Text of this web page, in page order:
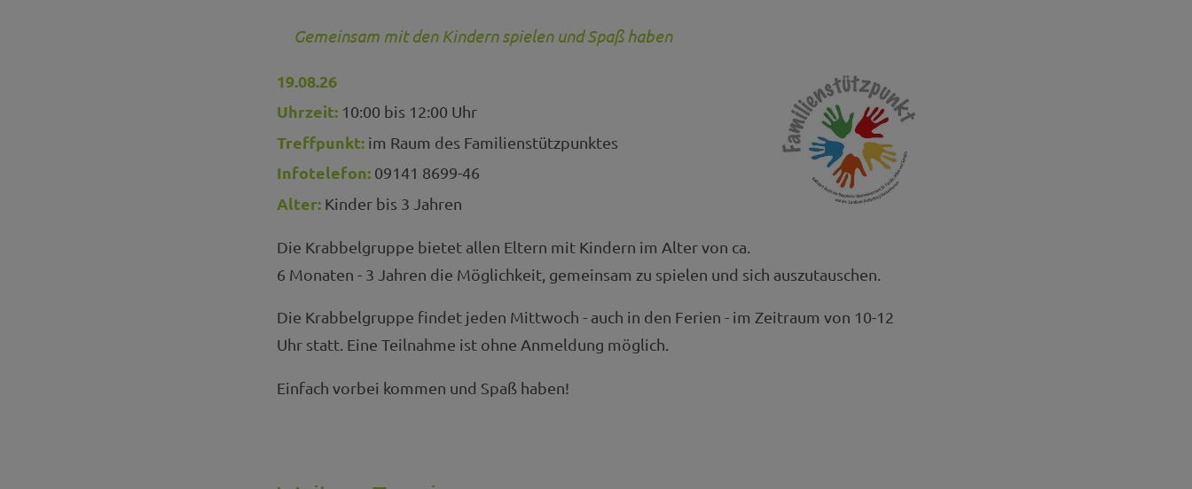
Gemeinsam mit den Kindern spielen und Spaß haben
19.08.26
Uhrzeit: 10:00 bis 12:00 Uhr
Treffpunkt: im Raum des Familienstützpunktes
Infotelefon: 09141 8699-46
Alter: Kinder bis 3 Jahren
Die Krabbelgruppe bietet allen Eltern mit Kindern im Alter von ca.
6 Monaten - 3 Jahren die Möglichkeit, gemeinsam zu spielen und sich auszutauschen.
Die Krabbelgruppe findet jeden Mittwoch - auch in den Ferien - im Zeitraum von 10-12
Uhr statt. Eine Teilnahme ist ohne Anmeldung möglich.
Einfach vorbei kommen und Spaß haben!